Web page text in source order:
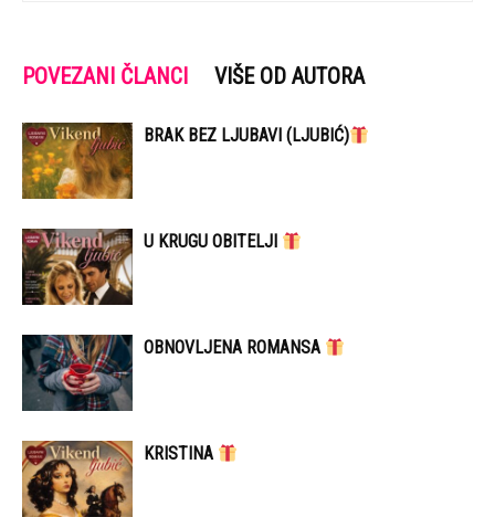
POVEZANI ČLANCI VIŠE OD AUTORA
BRAK BEZ LJUBAVI (LJUBIĆ)
U KRUGU OBITELJI
OBNOVLJENA ROMANSA
KRISTINA